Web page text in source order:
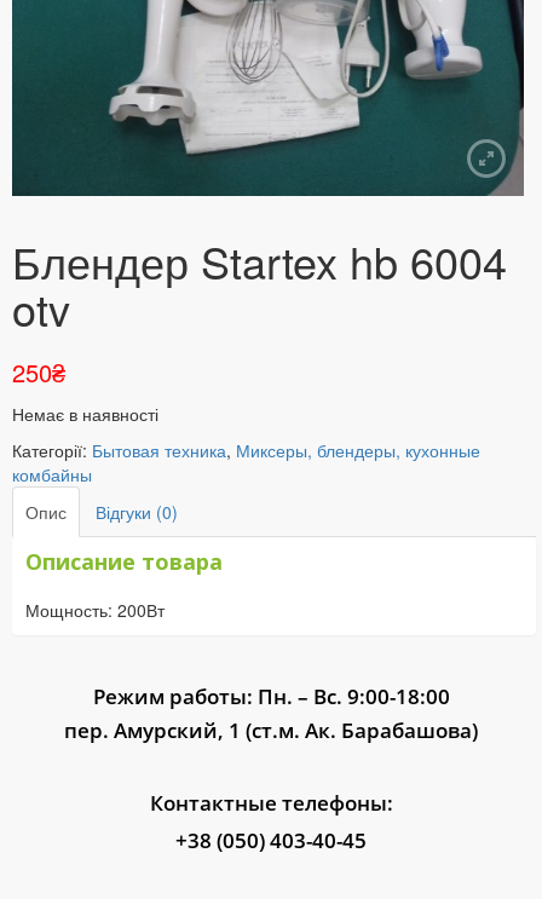
Блендер Startex hb 6004
otv
250₴
Немає в наявності
Категорії: Бытовая техника, Миксеры, блендеры, кухонные
комбайны
Опис
Відгуки (0)
Описание товара
Мощность: 200Вт
Режим работы: Пн. – Вс. 9:00-18:00
пер. Амурский, 1 (ст.м. Ак. Барабашова)
Контактные телефоны:
+38 (050) 403-40-45